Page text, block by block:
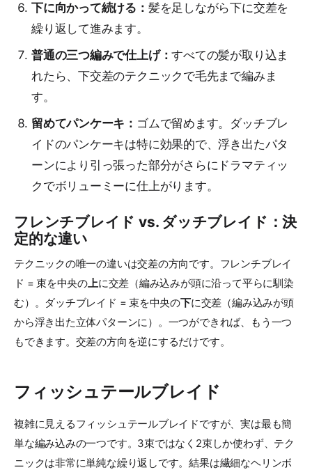
下に向かって続ける： 髪を足しながら下に交差を
繰り返して進みます。
普通の三つ編みで仕上げ：すべての髪が取り込ま
れたら、下交差のテクニックで毛先まで編みま
す。
留めてパンケーキ： ゴムで留めます。ダッチブレ
イドのパンケーキは特に効果的で、浮き出たパタ
ーンにより引っ張った部分がさらにドラマティッ
クでボリューミーに仕上がります。
フレンチブレイド vs. ダッチブレイド：決
定的な違い
テクニックの唯一の違いは交差の方向です。フレンチブレイ
ド = 束を中央の上に交差（編み込みが頭に沿って平らに馴染
む）。ダッチブレイド = 束を中央の下に交差（編み込みが頭
から浮き出た立体パターンに）。一つができれば、もう一つ
もできます。交差の方向を逆にするだけです。
フィッシュテールブレイド
複雑に見えるフィッシュテールブレイドですが、実は最も簡
単な編み込みの一つです。3束ではなく2束しか使わず、テク
ニックは非常に単純な繰り返しです。結果は繊細なヘリンボ